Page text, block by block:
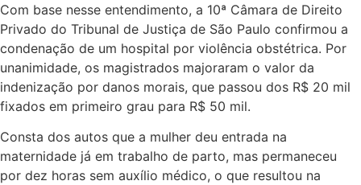
Com base nesse entendimento, a 10ª Câmara de Direito
Privado do Tribunal de Justiça de São Paulo confirmou a
condenação de um hospital por violência obstétrica. Por
unanimidade, os magistrados majoraram o valor da
indenização por danos morais, que passou dos R$ 20 mil
fixados em primeiro grau para R$ 50 mil.
Consta dos autos que a mulher deu entrada na
maternidade já em trabalho de parto, mas permaneceu
por dez horas sem auxílio médico, o que resultou na